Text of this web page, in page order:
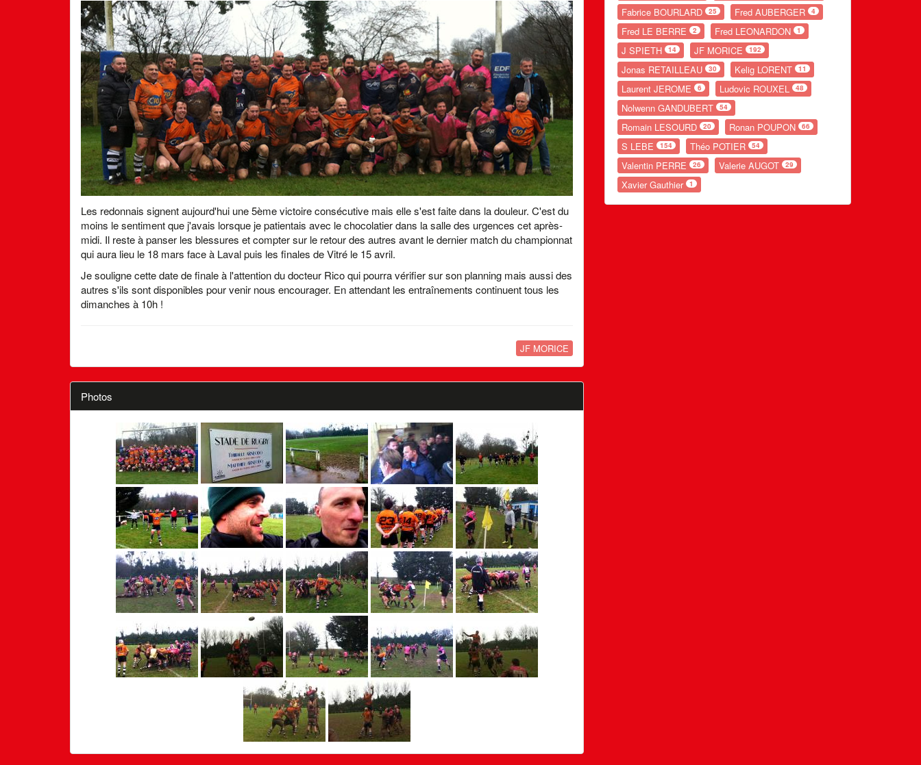
Les redonnais signent aujourd'hui une 5ème victoire consécutive mais elle s'est faite dans la douleur. C'est du
moins le sentiment que j'avais lorsque je patientais avec le chocolatier dans la salle des urgences cet après-
midi. Il reste à panser les blessures et compter sur le retour des autres avant le dernier match du championnat
qui aura lieu le 18 mars face à Laval puis les finales de Vitré le 15 avril.
Je souligne cette date de finale à l'attention du docteur Rico qui pourra vérifier sur son planning mais aussi des
autres s'ils sont disponibles pour venir nous encourager. En attendant les entraînements continuent tous les
dimanches à 10h !
JF MORICE
Photos
Fabrice BOURLARD 25 Fred AUBERGER 4
Fred LE BERRE 2 Fred LEONARDON 1
J SPIETH 14 JF MORICE 192
Jonas RETAILLEAU 30 Kelig LORENT 11
Laurent JEROME 6 Ludovic ROUXEL 48
Nolwenn GANDUBERT 54
Romain LESOURD 20 Ronan POUPON 66
S LEBE 154 Théo POTIER 54
Valentin PERRE 26 Valerie AUGOT 29
Xavier Gauthier 1